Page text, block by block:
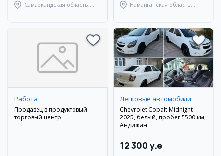
Самаркандская область,
Наманганская область,
Работа
Продавец в продуктовый
торговый центр
Легковые автомобили
Chevrolet Cobalt Midnight
2025, белый, пробег 5500 км,
Андижан
12 300 y.e